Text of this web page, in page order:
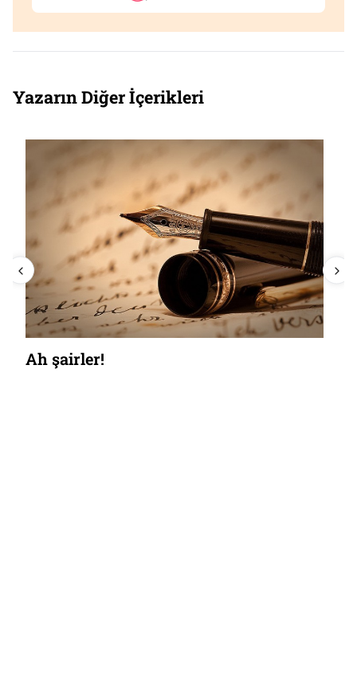
Yazarın Diğer İçerikleri
Ah şairler!